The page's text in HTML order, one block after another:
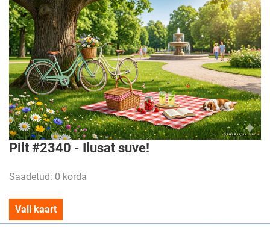
Pilt #2340 - Ilusat suve!
Saadetud: 0 korda
Vali kaart